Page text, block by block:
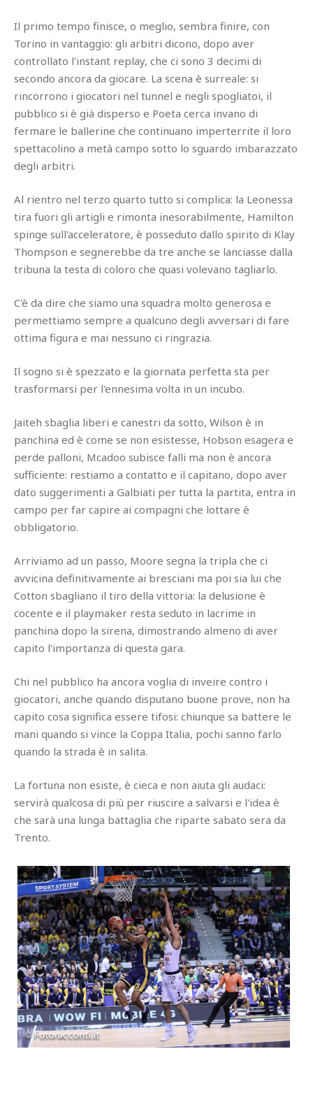
Il primo tempo finisce, o meglio, sembra finire, con
Torino in vantaggio: gli arbitri dicono, dopo aver
controllato l'instant replay, che ci sono 3 decimi di
secondo ancora da giocare. La scena è surreale: si
rincorrono i giocatori nel tunnel e negli spogliatoi, il
pubblico si è già disperso e Poeta cerca invano di
fermare le ballerine che continuano imperterrite il loro
spettacolino a metà campo sotto lo sguardo imbarazzato
degli arbitri.
Al rientro nel terzo quarto tutto si complica: la Leonessa
tira fuori gli artigli e rimonta inesorabilmente, Hamilton
spinge sull'acceleratore, è posseduto dallo spirito di Klay
Thompson e segnerebbe da tre anche se lanciasse dalla
tribuna la testa di coloro che quasi volevano tagliarlo.
C'è da dire che siamo una squadra molto generosa e
permettiamo sempre a qualcuno degli avversari di fare
ottima figura e mai nessuno ci ringrazia.
Il sogno si è spezzato e la giornata perfetta sta per
trasformarsi per l'ennesima volta in un incubo.
Jaiteh sbaglia liberi e canestri da sotto, Wilson è in
panchina ed è come se non esistesse, Hobson esagera e
perde palloni, Mcadoo subisce falli ma non è ancora
sufficiente: restiamo a contatto e il capitano, dopo aver
dato suggerimenti a Galbiati per tutta la partita, entra in
campo per far capire ai compagni che lottare è
obbligatorio.
Arriviamo ad un passo, Moore segna la tripla che ci
avvicina definitivamente ai bresciani ma poi sia lui che
Cotton sbagliano il tiro della vittoria: la delusione è
cocente e il playmaker resta seduto in lacrime in
panchina dopo la sirena, dimostrando almeno di aver
capito l'importanza di questa gara.
Chi nel pubblico ha ancora voglia di inveire contro i
giocatori, anche quando disputano buone prove, non ha
capito cosa significa essere tifosi: chiunque sa battere le
mani quando si vince la Coppa Italia, pochi sanno farlo
quando la strada è in salita.
La fortuna non esiste, è cieca e non aiuta gli audaci:
servirà qualcosa di più per riuscire a salvarsi e l'idea è
che sarà una lunga battaglia che riparte sabato sera da
Trento.